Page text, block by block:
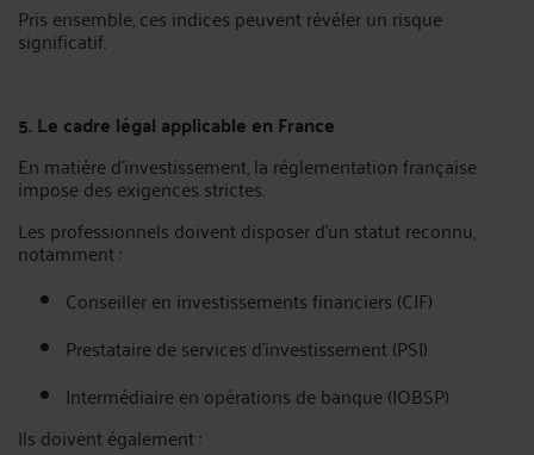
Pris ensemble, ces indices peuvent révéler un risque
significatif.
5. Le cadre légal applicable en France
En matière d’investissement, la réglementation française
impose des exigences strictes.
Les professionnels doivent disposer d’un statut reconnu,
notamment :
Conseiller en investissements financiers (CIF)
Prestataire de services d’investissement (PSI)
Intermédiaire en opérations de banque (IOBSP)
Ils doivent également :